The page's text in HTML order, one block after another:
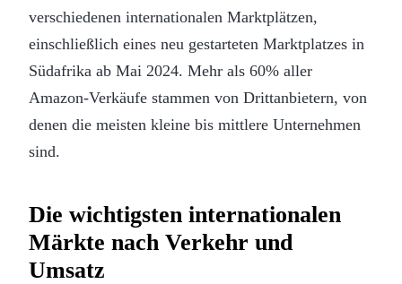
verschiedenen internationalen Marktplätzen,
einschließlich eines neu gestarteten Marktplatzes in
Südafrika ab Mai 2024. Mehr als 60% aller
Amazon-Verkäufe stammen von Drittanbietern, von
denen die meisten kleine bis mittlere Unternehmen
sind.
Die wichtigsten internationalen
Märkte nach Verkehr und
Umsatz